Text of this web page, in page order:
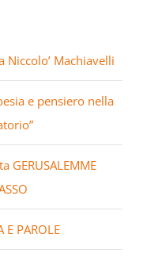
Niccolo’ Machiavelli
e pensiero nella
GERUSALEMME
E PAROLE